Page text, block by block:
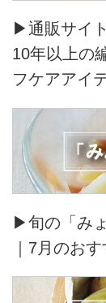
▶通販サイ
10年以上の
フケアアイ
▶旬の「み
｜7月のお